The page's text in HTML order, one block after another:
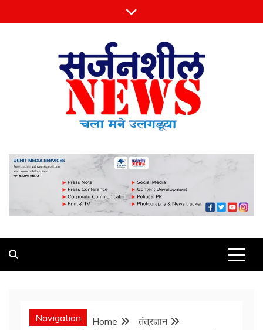
to
Navigation Home
तंत्रज्ञान